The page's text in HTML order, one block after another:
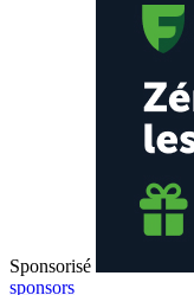
Sponsorisé
sponsors